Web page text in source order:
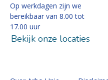
Op werkdagen zijn we
bereikbaar van 8.00 tot
17.00 uur
Bekijk onze locaties